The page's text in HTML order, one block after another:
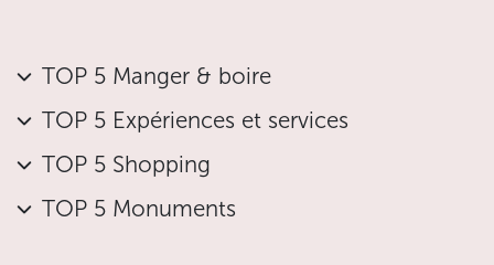
TOP 5 Manger & boire
TOP 5 Expériences et services
TOP 5 Shopping
TOP 5 Monuments